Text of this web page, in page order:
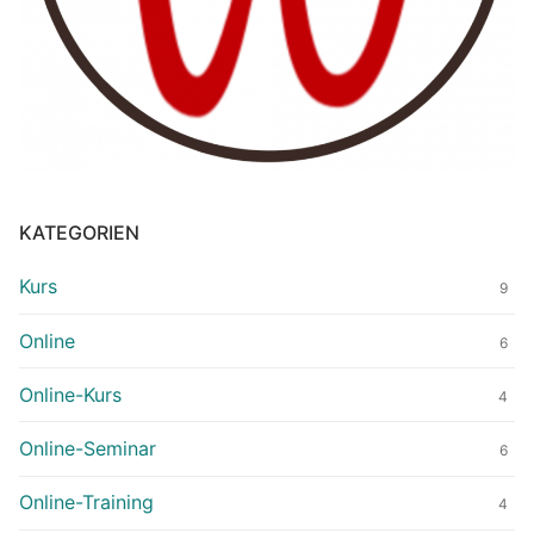
KATEGORIEN
Kurs 9
Online 6
Online-Kurs 4
Online-Seminar 6
Online-Training 4